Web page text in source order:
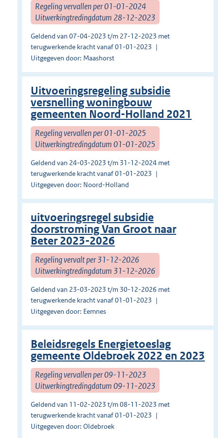
Regeling vervallen per 01-01-2024
Uitwerkingtredingdatum 28-12-2023
Geldend van 07-04-2023 t/m 27-12-2023 met
terugwerkende kracht vanaf 01-01-2023
Uitgegeven door: Maashorst
Uitvoeringsregeling subsidie
versnelling woningbouw
gemeenten Noord-Holland 2021
Regeling vervallen per 01-01-2025
Uitwerkingtredingdatum 01-01-2025
Geldend van 24-03-2023 t/m 31-12-2024 met
terugwerkende kracht vanaf 01-01-2023
Uitgegeven door: Noord-Holland
uitvoeringsregel subsidie
doorstroming Van Groot naar
Beter 2023-2026
Regeling vervalt per 31-12-2026
Uitwerkingtredingdatum 31-12-2026
Geldend van 23-03-2023 t/m 30-12-2026 met
terugwerkende kracht vanaf 01-01-2023
Uitgegeven door: Eemnes
Beleidsregels Energietoeslag
gemeente Oldebroek 2022 en 2023
Regeling vervallen per 09-11-2023
Uitwerkingtredingdatum 09-11-2023
Geldend van 11-02-2023 t/m 08-11-2023 met
terugwerkende kracht vanaf 01-01-2023
Uitgegeven door: Oldebroek